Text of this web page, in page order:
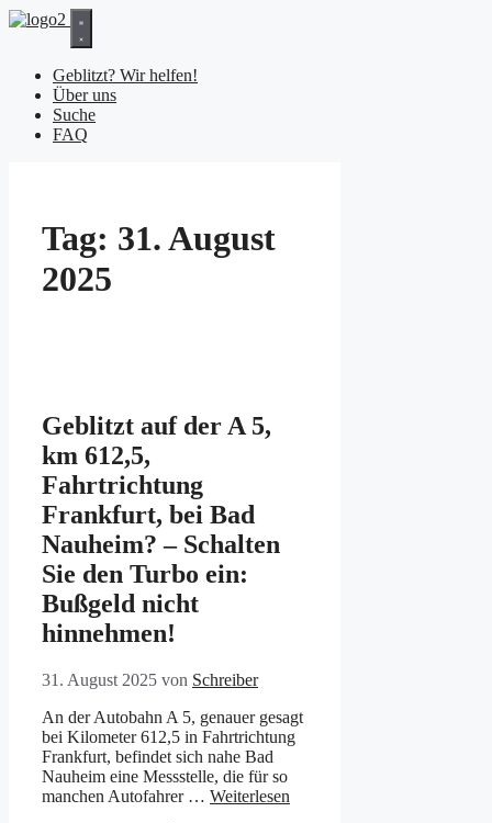
Zum
Geblitzt? Wir helfen!
Über uns
Suche
FAQ
Tag: 31. August
2025
Geblitzt auf der A 5,
km 612,5,
Fahrtrichtung
Frankfurt, bei Bad
Nauheim? – Schalten
Sie den Turbo ein:
Bußgeld nicht
hinnehmen!
31. August 2025 von Schreiber
An der Autobahn A 5, genauer gesagt
bei Kilometer 612,5 in Fahrtrichtung
Frankfurt, befindet sich nahe Bad
Nauheim eine Messstelle, die für so
manchen Autofahrer … Weiterlesen